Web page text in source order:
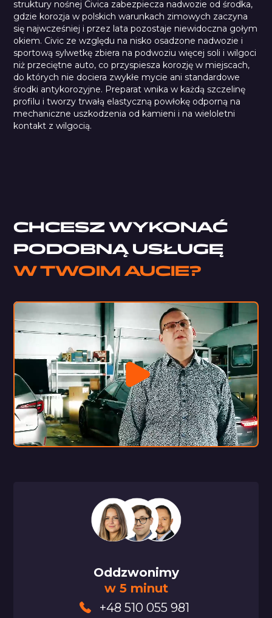
struktury nośnej Civica zabezpiecza nadwozie od środka,
gdzie korozja w polskich warunkach zimowych zaczyna
się najwcześniej i przez lata pozostaje niewidoczna gołym
okiem. Civic ze względu na nisko osadzone nadwozie i
sportową sylwetkę zbiera na podwoziu więcej soli i wilgoci
niż przeciętne auto, co przyspiesza korozję w miejscach,
do których nie dociera zwykłe mycie ani standardowe
środki antykorozyjne. Preparat wnika w każdą szczelinę
profilu i tworzy trwałą elastyczną powłokę odporną na
mechaniczne uszkodzenia od kamieni i na wieloletni
kontakt z wilgocią.
CHCESZ WYKONAĆ
PODOBNĄ USŁUGĘ
W TWOIM AUCIE?
Oddzwonimy
w 5 minut
+48 510 055 981